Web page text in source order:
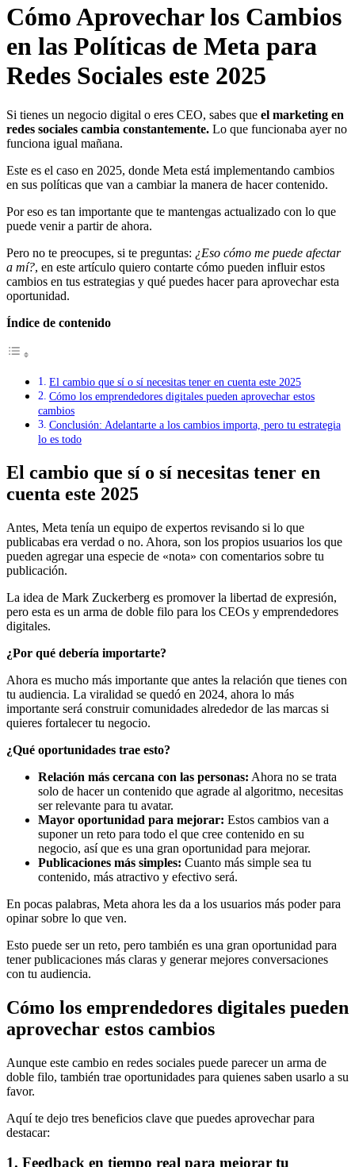
Cómo Aprovechar los Cambios
en las Políticas de Meta para
Redes Sociales este 2025
Si tienes un negocio digital o eres CEO, sabes que el marketing en
redes sociales cambia constantemente. Lo que funcionaba ayer no
funciona igual mañana.
Este es el caso en 2025, donde Meta está implementando cambios
en sus políticas que van a cambiar la manera de hacer contenido.
Por eso es tan importante que te mantengas actualizado con lo que
puede venir a partir de ahora.
Pero no te preocupes, si te preguntas: ¿Eso cómo me puede afectar
a mí?, en este artículo quiero contarte cómo pueden influir estos
cambios en tus estrategias y qué puedes hacer para aprovechar esta
oportunidad.
Índice de contenido
El cambio que sí o sí necesitas tener en cuenta este 2025
Cómo los emprendedores digitales pueden aprovechar estos
cambios
Conclusión: Adelantarte a los cambios importa, pero tu estrategia
lo es todo
El cambio que sí o sí necesitas tener en
cuenta este 2025
Antes, Meta tenía un equipo de expertos revisando si lo que
publicabas era verdad o no. Ahora, son los propios usuarios los que
pueden agregar una especie de «nota» con comentarios sobre tu
publicación.
La idea de Mark Zuckerberg es promover la libertad de expresión,
pero esta es un arma de doble filo para los CEOs y emprendedores
digitales.
¿Por qué debería importarte?
Ahora es mucho más importante que antes la relación que tienes con
tu audiencia. La viralidad se quedó en 2024, ahora lo más
importante será construir comunidades alrededor de las marcas si
quieres fortalecer tu negocio.
¿Qué oportunidades trae esto?
Relación más cercana con las personas: Ahora no se trata
solo de hacer un contenido que agrade al algoritmo, necesitas
ser relevante para tu avatar.
Mayor oportunidad para mejorar: Estos cambios van a
suponer un reto para todo el que cree contenido en su
negocio, así que es una gran oportunidad para mejorar.
Publicaciones más simples: Cuanto más simple sea tu
contenido, más atractivo y efectivo será.
En pocas palabras, Meta ahora les da a los usuarios más poder para
opinar sobre lo que ven.
Esto puede ser un reto, pero también es una gran oportunidad para
tener publicaciones más claras y generar mejores conversaciones
con tu audiencia.
Cómo los emprendedores digitales pueden
aprovechar estos cambios
Aunque este cambio en redes sociales puede parecer un arma de
doble filo, también trae oportunidades para quienes saben usarlo a su
favor.
Aquí te dejo tres beneficios clave que puedes aprovechar para
destacar:
1. Feedback en tiempo real para mejorar tu